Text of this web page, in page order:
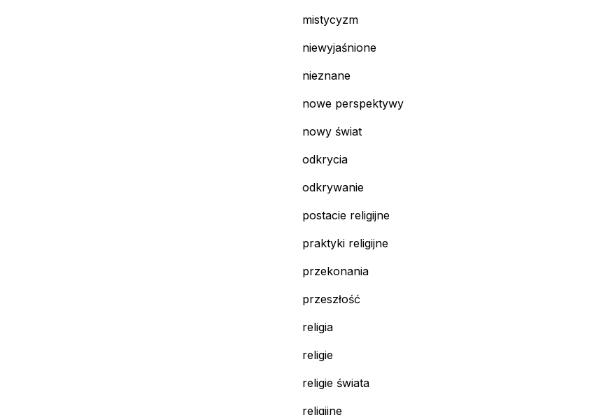
mistycyzm
niewyjaśnione
nieznane
nowe perspektywy
nowy świat
odkrycia
odkrywanie
postacie religijne
praktyki religijne
przekonania
przeszłość
religia
religie
religie świata
religijne